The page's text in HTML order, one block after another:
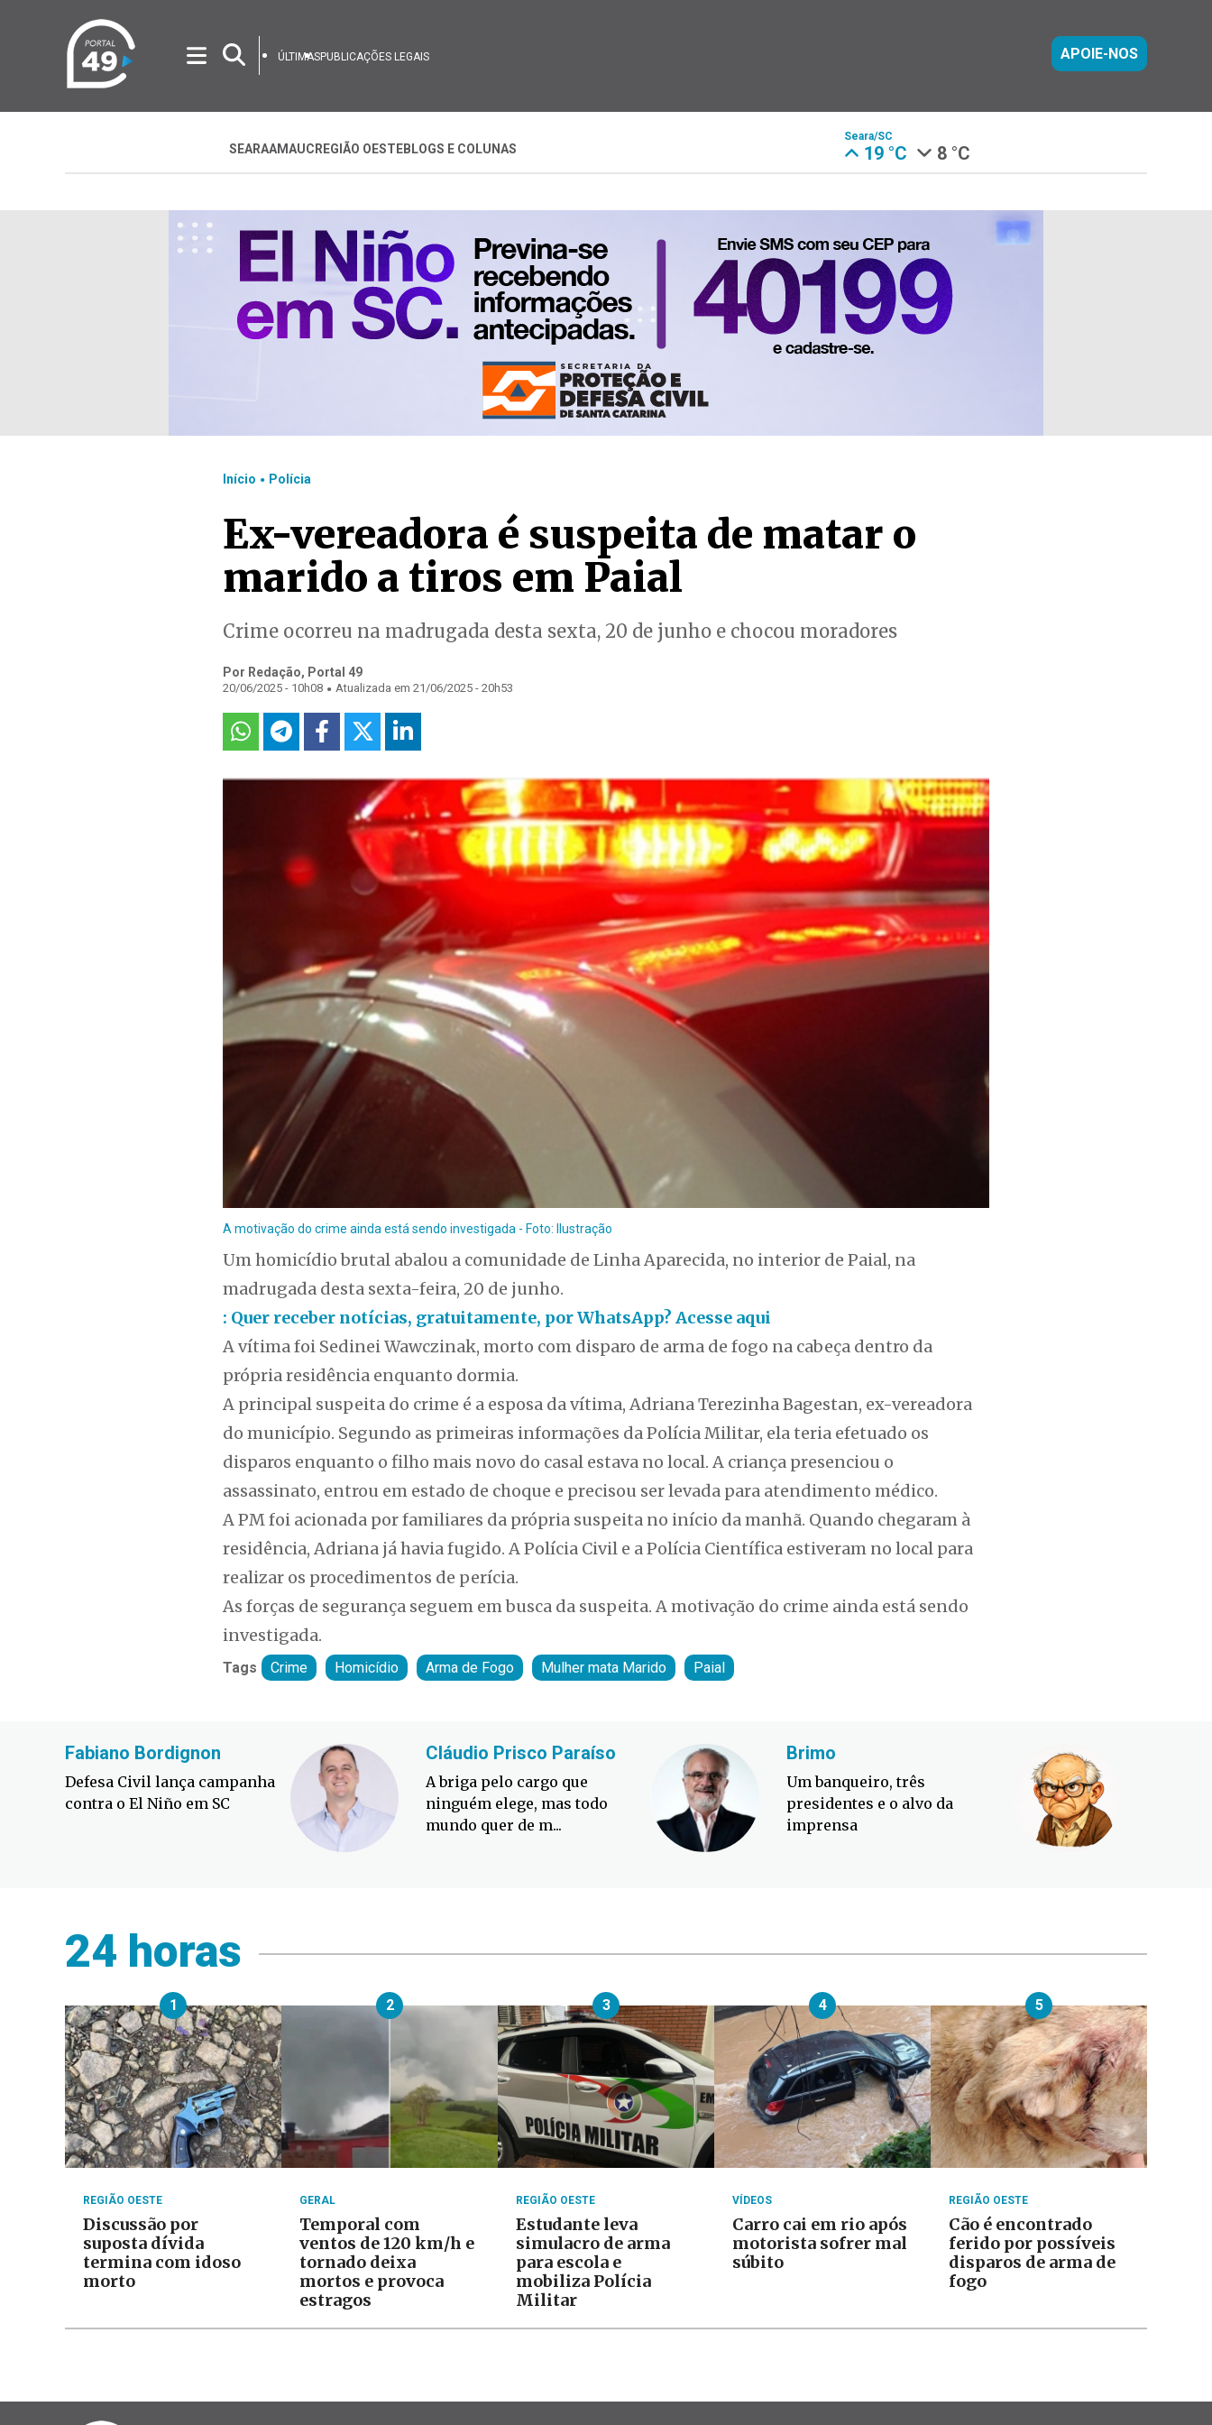
ÚLTIMASPUBLICAÇÕES LEGAIS APOIE-NOS
SEARAAMAUC REGIÃO OESTEBLOGS E COLUNAS
Seara/SC
19 °C 8 °C
Início . Polícia
Ex-vereadora é suspeita de matar o
marido a tiros em Paial
Crime ocorreu na madrugada desta sexta, 20 de junho e chocou moradores
Por Redação, Portal 49
20/06/2025 - 10h08 . Atualizada em 21/06/2025 - 20h53
A motivação do crime ainda está sendo investigada - Foto: Ilustração
Um homicídio brutal abalou a comunidade de Linha Aparecida, no interior de Paial, na
madrugada desta sexta-feira, 20 de junho.
: Quer receber notícias, gratuitamente, por WhatsApp? Acesse aqui
A vítima foi Sedinei Wawczinak, morto com disparo de arma de fogo na cabeça dentro da
própria residência enquanto dormia.
A principal suspeita do crime é a esposa da vítima, Adriana Terezinha Bagestan, ex-vereadora
do município. Segundo as primeiras informações da Polícia Militar, ela teria efetuado os
disparos enquanto o filho mais novo do casal estava no local. A criança presenciou o
assassinato, entrou em estado de choque e precisou ser levada para atendimento médico.
A PM foi acionada por familiares da própria suspeita no início da manhã. Quando chegaram à
residência, Adriana já havia fugido. A Polícia Civil e a Polícia Científica estiveram no local para
realizar os procedimentos de perícia.
As forças de segurança seguem em busca da suspeita. A motivação do crime ainda está sendo
investigada.
Tags Crime Homicídio Arma de Fogo Mulher mata Marido Paial
Fabiano Bordignon
Defesa Civil lança campanha
contra o El Niño em SC
Cláudio Prisco Paraíso
A briga pelo cargo que
ninguém elege, mas todo
mundo quer de m...
Brimo
Um banqueiro, três
presidentes e o alvo da
imprensa
24 horas
1
REGIÃO OESTE
Discussão por
suposta dívida
termina com idoso
morto
2
GERAL
Temporal com
ventos de 120 km/h e
tornado deixa
mortos e provoca
estragos
3
REGIÃO OESTE
Estudante leva
simulacro de arma
para escola e
mobiliza Polícia
Militar
4
VÍDEOS
Carro cai em rio após
motorista sofrer mal
súbito
5
REGIÃO OESTE
Cão é encontrado
ferido por possíveis
disparos de arma de
fogo